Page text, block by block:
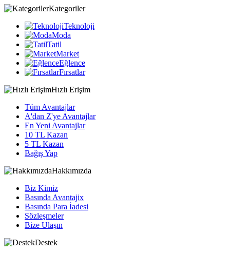
Kategoriler
Teknoloji
Moda
Tatil
Market
Eğlence
Fırsatlar
Hızlı Erişim
Tüm Avantajlar
A'dan Z'ye Avantajlar
En Yeni Avantajlar
10 TL Kazan
5 TL Kazan
Bağış Yap
Hakkımızda
Biz Kimiz
Basında Avantajix
Basında Para İadesi
Sözleşmeler
Bize Ulaşın
Destek